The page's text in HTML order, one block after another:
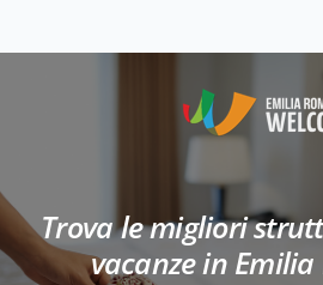
Trova le migliori
vacanze in